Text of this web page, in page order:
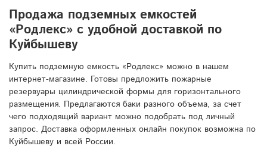
Продажа подземных емкостей
«Родлекс» с удобной доставкой по
Куйбышеву
Купить подземную емкость «Родлекс» можно в нашем
интернет-магазине. Готовы предложить пожарные
резервуары цилиндрической формы для горизонтального
размещения. Предлагаются баки разного объема, за счет
чего подходящий вариант можно подобрать под личный
запрос. Доставка оформленных онлайн покупок возможна по
Куйбышеву и всей России.